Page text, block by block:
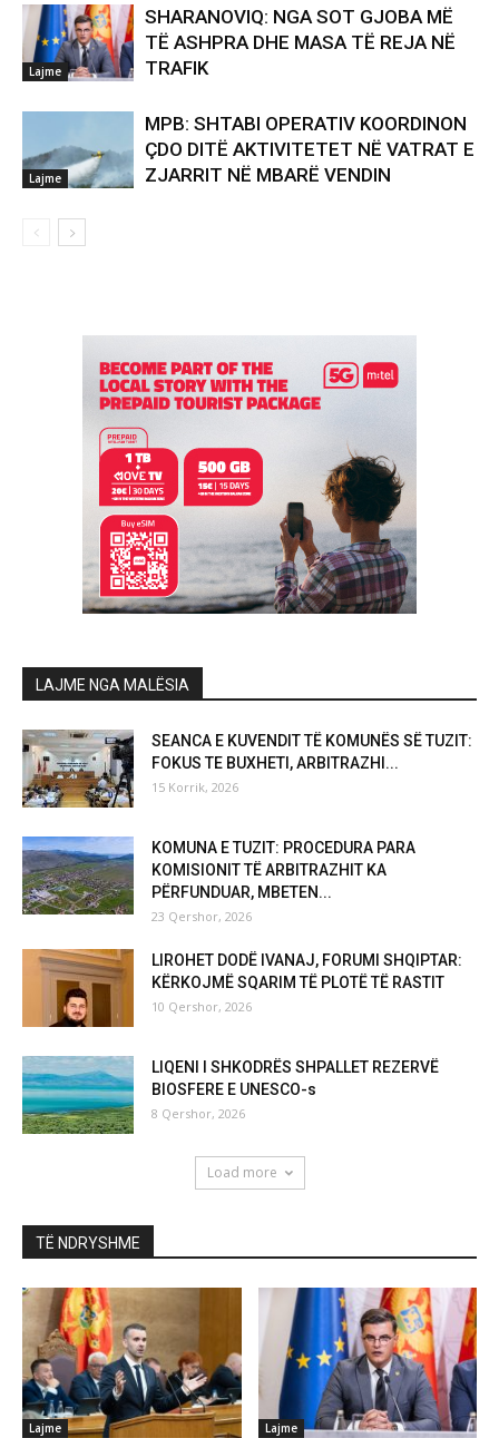
Lajme
SHARANOVIQ: NGA SOT GJOBA MË
TË ASHPRA DHE MASA TË REJA NË
TRAFIK
Lajme
MPB: SHTABI OPERATIV KOORDINON
ÇDO DITË AKTIVITETET NË VATRAT E
ZJARRIT NË MBARË VENDIN
LAJME NGA MALËSIA
SEANCA E KUVENDIT TË KOMUNËS SË TUZIT:
FOKUS TE BUXHETI, ARBITRAZHI...
15 Korrik, 2026
KOMUNA E TUZIT: PROCEDURA PARA
KOMISIONIT TË ARBITRAZHIT KA
PËRFUNDUAR, MBETEN...
23 Qershor, 2026
LIROHET DODË IVANAJ, FORUMI SHQIPTAR:
KËRKOJMË SQARIM TË PLOTË TË RASTIT
10 Qershor, 2026
LIQENI I SHKODRËS SHPALLET REZERVË
BIOSFERE E UNESCO-s
8 Qershor, 2026
Load more
TË NDRYSHME
Lajme Lajme